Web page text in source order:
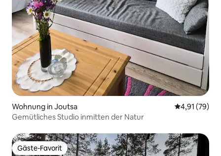
Wohnung in Joutsa
4,91 (79)
Gemütliches Studio inmitten der Natur
Gäste-Favorit
Gäste-Favorit